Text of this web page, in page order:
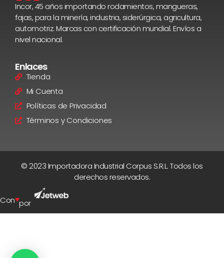
Incor, 45 años importando rodamientos, mangueras,
fajas, para la minería, industria, siderúrgica, agricultura,
automotriz. Marcas con certificación mundial. Envíos a
nivel nacional.
Enlaces
Tienda
Mi Cuenta
Políticas de Privacidad
Términos y Condiciones
© 2023 Importadora Industrial Corpus S.R.L. Todos los
derechos reservados.
Con♥por